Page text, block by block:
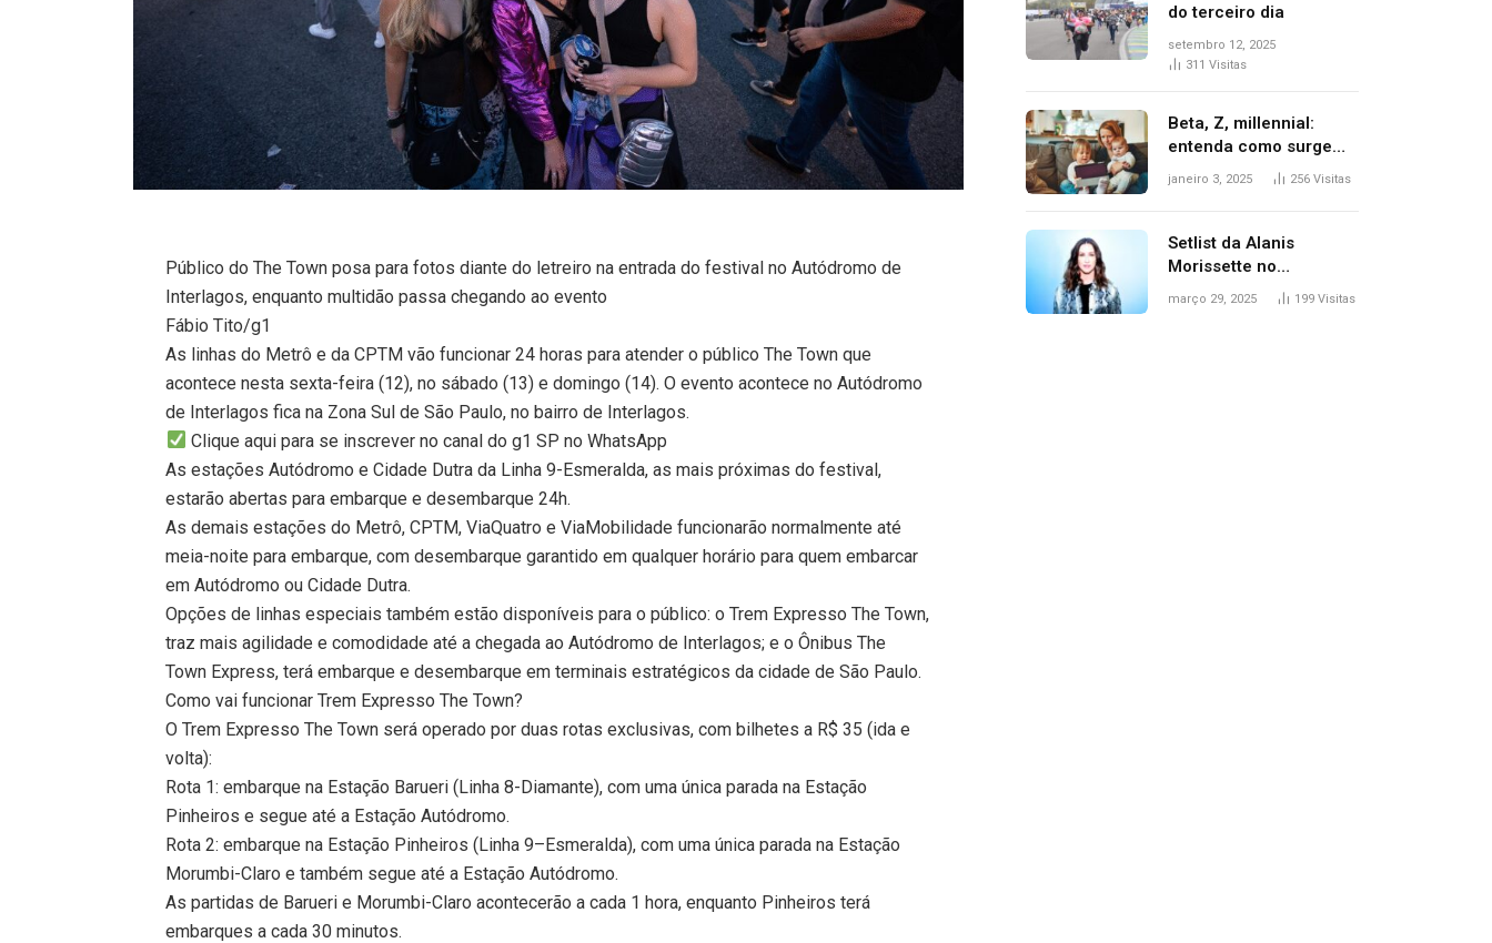
Público do The Town posa para fotos diante do letreiro na entrada do festival no Autódromo de
Interlagos, enquanto multidão passa chegando ao evento
Fábio Tito/g1
As linhas do Metrô e da CPTM vão funcionar 24 horas para atender o público The Town que
acontece nesta sexta-feira (12), no sábado (13) e domingo (14). O evento acontece no Autódromo
de Interlagos fica na Zona Sul de São Paulo, no bairro de Interlagos.
Clique aqui para se inscrever no canal do g1 SP no WhatsApp
As estações Autódromo e Cidade Dutra da Linha 9-Esmeralda, as mais próximas do festival,
estarão abertas para embarque e desembarque 24h.
As demais estações do Metrô, CPTM, ViaQuatro e ViaMobilidade funcionarão normalmente até
meia-noite para embarque, com desembarque garantido em qualquer horário para quem embarcar
em Autódromo ou Cidade Dutra.
Opções de linhas especiais também estão disponíveis para o público: o Trem Expresso The Town,
traz mais agilidade e comodidade até a chegada ao Autódromo de Interlagos; e o Ônibus The
Town Express, terá embarque e desembarque em terminais estratégicos da cidade de São Paulo.
Como vai funcionar Trem Expresso The Town?
O Trem Expresso The Town será operado por duas rotas exclusivas, com bilhetes a R$ 35 (ida e
volta):
Rota 1: embarque na Estação Barueri (Linha 8-Diamante), com uma única parada na Estação
Pinheiros e segue até a Estação Autódromo.
Rota 2: embarque na Estação Pinheiros (Linha 9–Esmeralda), com uma única parada na Estação
Morumbi-Claro e também segue até a Estação Autódromo.
As partidas de Barueri e Morumbi-Claro acontecerão a cada 1 hora, enquanto Pinheiros terá
embarques a cada 30 minutos.​
do terceiro dia
setembro 12, 2025
311 Visitas
Beta, Z, millennial:
entenda como surgem
as gerações
janeiro 3, 2025 256 Visitas
Setlist da Alanis
Morissette no
Lollapalooza: veja
março 29, 2025 199 Visitas